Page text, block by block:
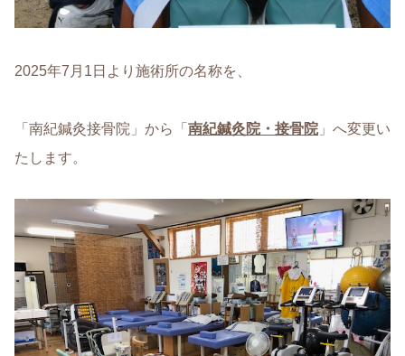
2025年7月1日より施術所の名称を、
「南紀鍼灸接骨院」から「 南紀鍼灸院・接骨院」へ変更い
たします。